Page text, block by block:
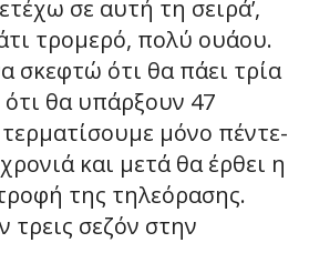
σε αυτή τη σειρά’,
τρομερό, πολύ ουάου.
σκεφτώ ότι θα πάει τρία
ότι θα υπάρξουν 47
μόνο πέντε-
και μετά θα έρθει η
της τηλεόρασης.
σεζόν στην